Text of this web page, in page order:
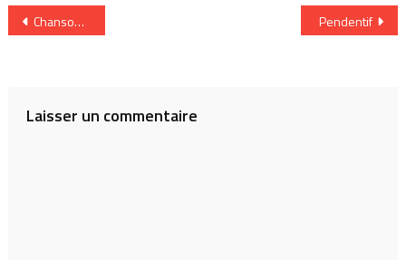
Navigation
Chanson dont je peux jouer d’un instrument: Charlie Parker Pendentif
Laisser un commentaire